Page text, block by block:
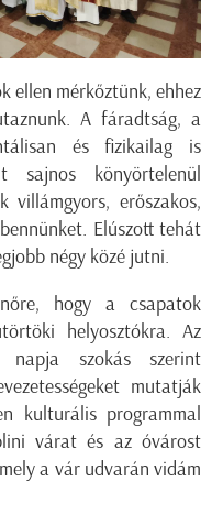
ellen mérkőztünk, ehhez
A fáradtság, a
és fizikailag is
könyörtelenül
villámgyors, erőszakos,
Elúszott tehát
négy közé jutni.
hogy a csapatok
helyosztókra. Az
napja szokás szerint
mutatják
kulturális programmal
várat és az óvárost
a vár udvarán vidám